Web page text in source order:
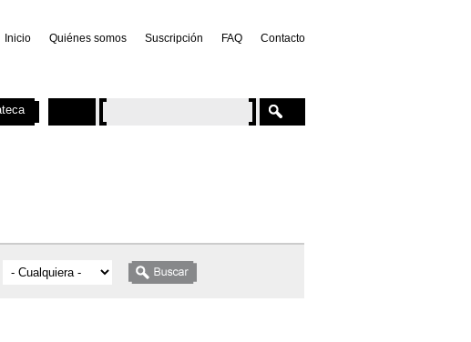
Inicio Quiénes somos Suscripción FAQ Contacto